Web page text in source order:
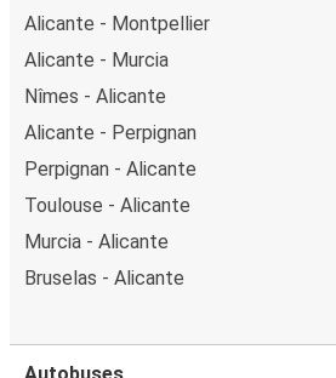
Alicante - Montpellier
Alicante - Murcia
Nîmes - Alicante
Alicante - Perpignan
Perpignan - Alicante
Toulouse - Alicante
Murcia - Alicante
Bruselas - Alicante
Autobuses